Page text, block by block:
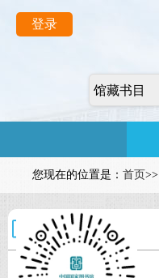
登录
馆藏书目
您现在的位置是： 首页>>
昨日的世界